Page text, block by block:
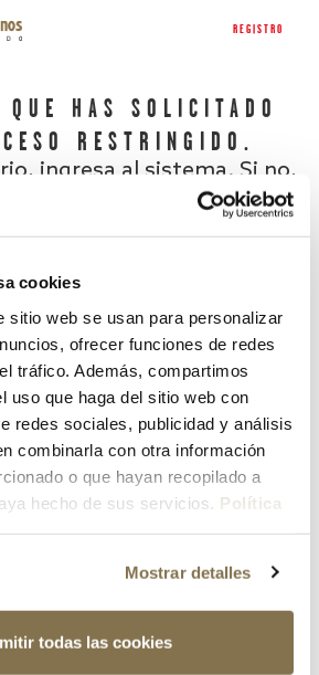
cookies
sitio web se usan para personalizar
ofrecer funciones de redes
tráfico. Además, compartimos
uso que haga del sitio web con
redes sociales, publicidad y análisis
combinarla con otra información
o que hayan recopilado a
hecho de sus servicios. Política
Mostrar detalles
todas las cookies
REGISTRO
HAS SOLICITADO
RESTRINGIDO.
ingresa al sistema. Si no,